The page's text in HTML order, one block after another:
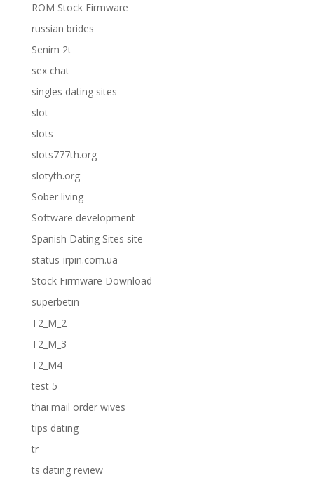
ROM Stock Firmware
russian brides
Senim 2t
sex chat
singles dating sites
slot
slots
slots777th.org
slotyth.org
Sober living
Software development
Spanish Dating Sites site
status-irpin.com.ua
Stock Firmware Download
superbetin
T2_M_2
T2_M_3
T2_M4
test 5
thai mail order wives
tips dating
tr
ts dating review